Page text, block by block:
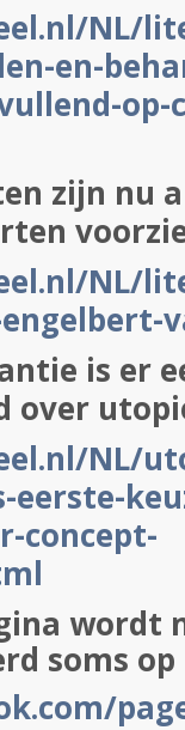
NL/
en-
op-
zijn nu
NL/
is er
over
NL/
concept-
wordt
soms